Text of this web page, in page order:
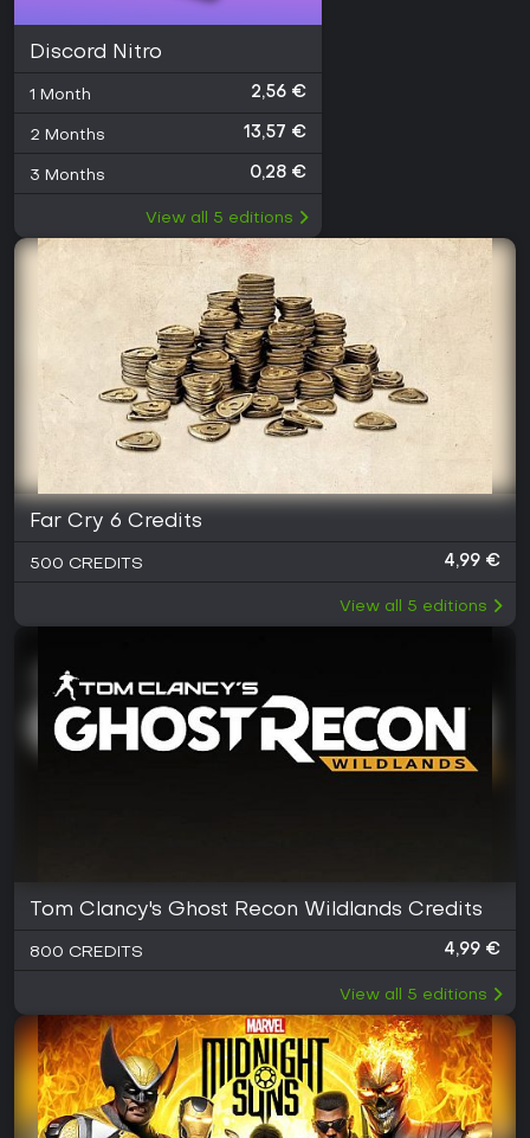
Discord Nitro
1 Month 2,56 €
2 Months 13,57 €
3 Months 0,28 €
View all 5 editions
Far Cry 6 Credits
500 CREDITS 4,99 €
View all 5 editions
Tom Clancy's Ghost Recon Wildlands Credits
800 CREDITS 4,99 €
View all 5 editions